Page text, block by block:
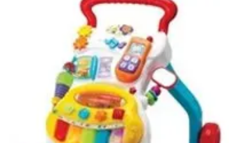
Creación de Videos
Producción de VideosPromoción Musical
Video y Música